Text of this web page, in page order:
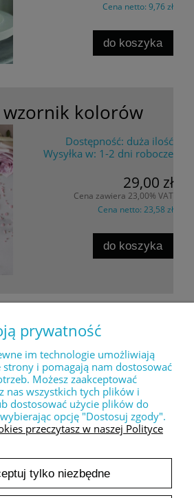
Cena netto: 9,76 zł
do koszyka
kolorów
Dostępność: duża ilość
Wysyłka w: 1-2 dni robocze
29,00 zł
Cena zawiera 23,00% VAT
Cena netto: 23,58 zł
do koszyka
POMOC
MOJE KONTO
prywatność
im technologie umożliwiają
strony i pomagają nam dostosować
Możesz zaakceptować
nas wszystkich tych plików i
dostosować użycie plików do
opcję "Dostosuj zgody".
przeczytasz w naszej Polityce
tylko niezbędne